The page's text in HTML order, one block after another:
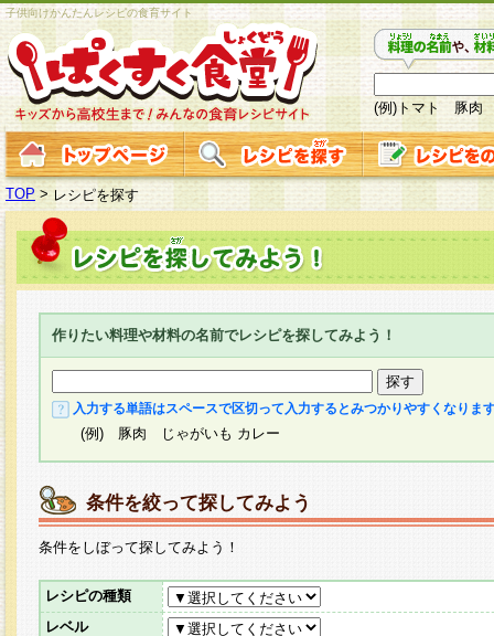
子供向けかんたんレシピの食育サイト
(例)トマト 豚肉
TOP > レシピを探す
作りたい料理や材料の名前でレシピを探してみよう！
入力する単語はスペースで区切って入力するとみつかりやすくなりま
(例) 豚肉 じゃがいも カレー
条件を絞って探してみよう
条件をしぼって探してみよう！
レシピの種類
レベル